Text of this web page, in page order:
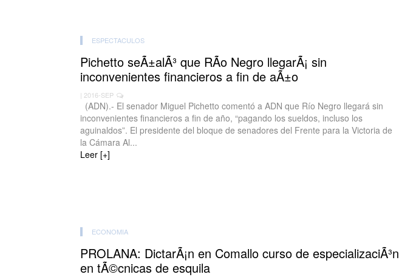
ESPECTACULOS
Pichetto seÃ±alÃ³ que RÃ­o Negro llegarÃ¡ sin
inconvenientes financieros a fin de aÃ±o
| 2016-SEP
(ADN).- El senador Miguel Pichetto comentó a ADN que Río Negro llegará sin
inconvenientes financieros a fin de año, “pagando los sueldos, incluso los
aguinaldos”. El presidente del bloque de senadores del Frente para la Victoria de
la Cámara Al...
Leer [+]
ECONOMIA
PROLANA: DictarÃ¡n en Comallo curso de especializaciÃ³n
en tÃ©cnicas de esquila